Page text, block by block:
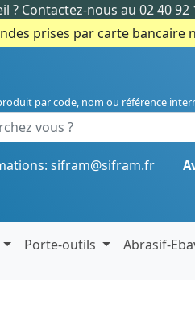
?Contactez-nous au 02 40 92
prises par carte
par code, nom ou référence
sifram@sifram.fr
Porte-outils Abrasif-